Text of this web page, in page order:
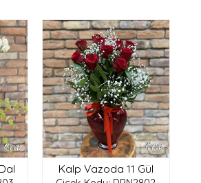
Kalp Vazoda 11 Gül